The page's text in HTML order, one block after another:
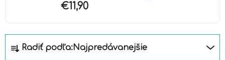
€11,90
a
Radiť podľa:Najpredávanejšie